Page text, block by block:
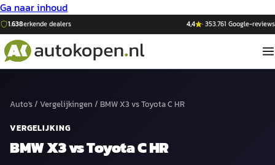
Ga naar inhoud
1.638erkende dealers 4,4 ·353.761 Google-reviews
Auto's/ Vergelijkingen / BMW X3 vsToyota C HR
VERGELIJKING
BMW X3vsToyota C HR